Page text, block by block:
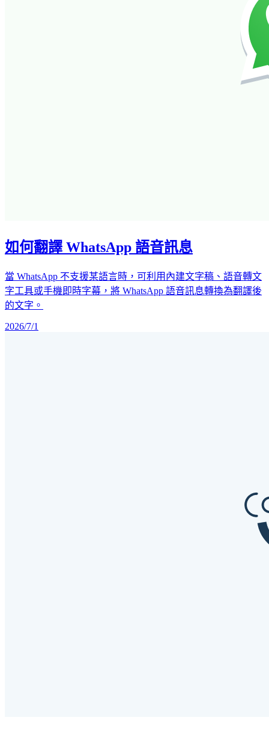
如何翻譯 WhatsApp 語音訊息
當 WhatsApp 不支援某語言時，可利用內建文字稿、語音轉文
字工具或手機即時字幕，將 WhatsApp 語音訊息轉換為翻譯後
的文字。
2026/7/1